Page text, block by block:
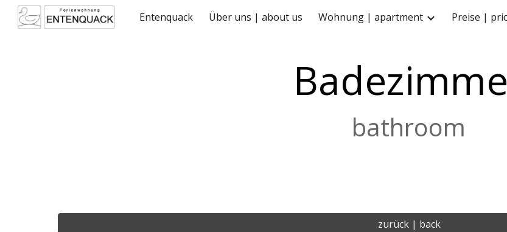
Skip to main content Skip
Entenquack Über uns | about us Wohnung | apartment Preise |
bathroom
zurück | back